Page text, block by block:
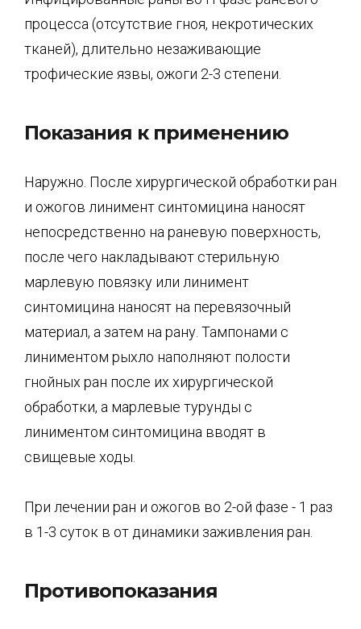
процесса (отсутствие гноя, некротических
тканей), длительно незаживающие
трофические язвы, ожоги 2-3 степени.
Показания к применению
Наружно. После хирургической обработки ран
и ожогов линимент синтомицина наносят
непосредственно на раневую поверхность,
после чего накладывают стерильную
марлевую повязку или линимент
синтомицина наносят на перевязочный
материал, а затем на рану. Тампонами с
линиментом рыхло наполняют полости
гнойных ран после их хирургической
обработки, а марлевые турунды с
линиментом синтомицина вводят в
свищевые ходы.
При лечении ран и ожогов во 2-ой фазе - 1 раз
в 1-3 суток в от динамики заживления ран.
Противопоказания